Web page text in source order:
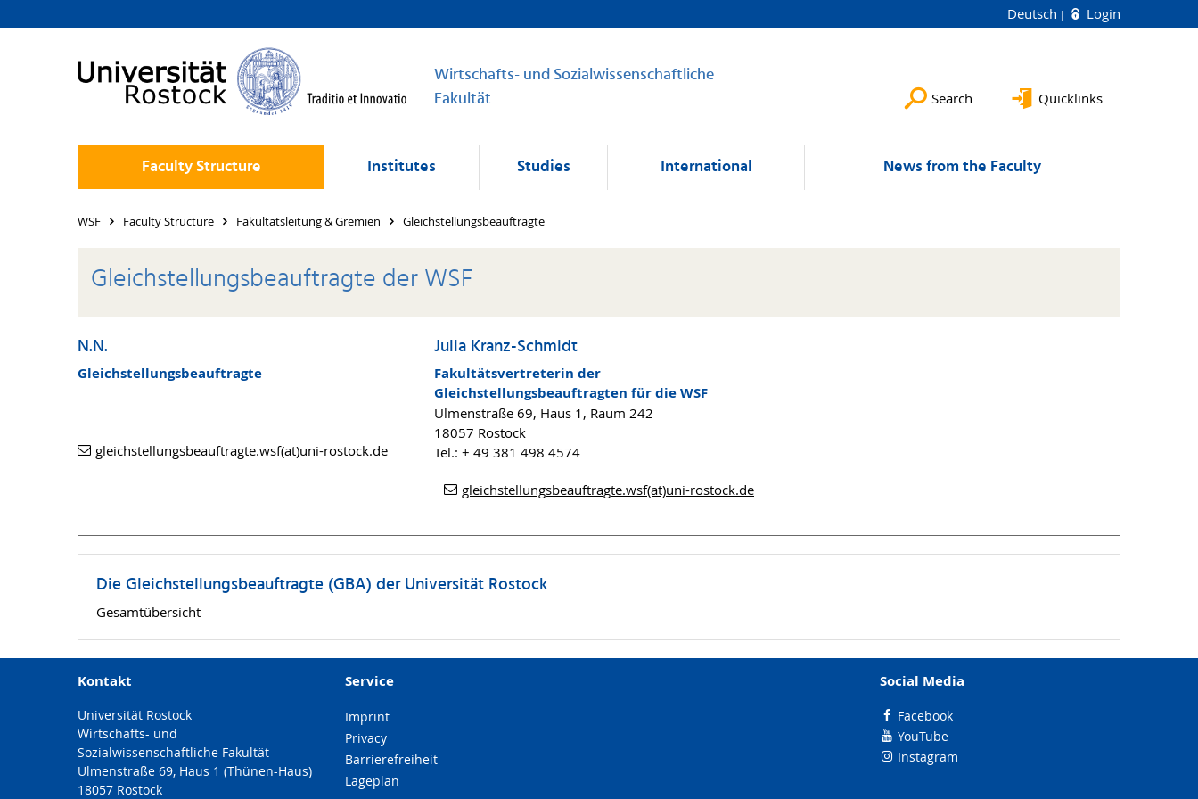
Deutsch Login
Wirtschafts- und Sozialwissenschaftliche
Fakultät
Search Quicklinks
Faculty Structure Institutes Studies International News from the Faculty
WSF Faculty Structure Fakultätsleitung & Gremien Gleichstellungsbeauftragte
Gleichstellungsbeauftragte der WSF
N.N.
Gleichstellungsbeauftragte
gleichstellungsbeauftragte.wsf(at)uni-rostock.de
Julia Kranz-Schmidt
Fakultätsvertreterin der
Gleichstellungsbeauftragten für die WSF
Ulmenstraße 69, Haus 1, Raum 242
18057 Rostock
Tel.: + 49 381 498 4574
gleichstellungsbeauftragte.wsf(at)uni-rostock.de
Die Gleichstellungsbeauftragte (GBA) der Universität Rostock
Gesamtübersicht
Kontakt
Universität Rostock
Wirtschafts- und
Sozialwissenschaftliche Fakultät
Ulmenstraße 69, Haus 1 (Thünen-Haus)
18057 Rostock
Service
Imprint
Privacy
Barrierefreiheit
Lageplan
Social Media
Facebook
YouTube
Instagram